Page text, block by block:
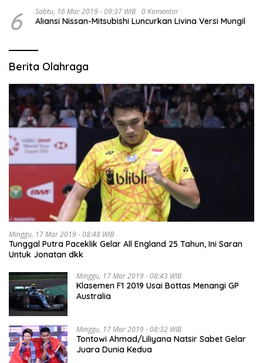
6 Sabtu, 16 Mar 2019 - 09:37 WIB 0 Komentar
Aliansi Nissan-Mitsubishi Luncurkan Livina Versi Mungil
Berita Olahraga
Minggu, 17 Mar 2019 - 08:48 WIB
Tunggal Putra Paceklik Gelar All England 25 Tahun, Ini Saran
Untuk Jonatan dkk
Minggu, 17 Mar 2019 - 08:43 WIB
Klasemen F1 2019 Usai Bottas Menangi GP
Australia
Minggu, 17 Mar 2019 - 08:32 WIB
Tontowi Ahmad/Liliyana Natsir Sabet Gelar
Juara Dunia Kedua